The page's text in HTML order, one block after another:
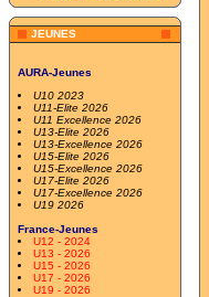
JEUNES
AURA-Jeunes
U10 2023
U11-Elite 2026
U11 Excellence 2026
U13-Elite 2026
U13-Excellence 2026
U15-Elite 2026
U15-Excellence 2026
U17-Elite 2026
U17-Excellence 2026
U19 2026
France-Jeunes
U12 - 2024
U13 - 2026
U15 - 2026
U17 - 2026
U19 - 2026